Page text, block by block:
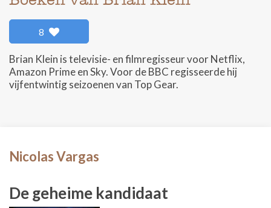
8
Brian Klein is televisie- en filmregisseur voor Netflix,
Amazon Prime en Sky. Voor de BBC regisseerde hij
vijfentwintig seizoenen van Top Gear.
Nicolas Vargas
De geheime kandidaat